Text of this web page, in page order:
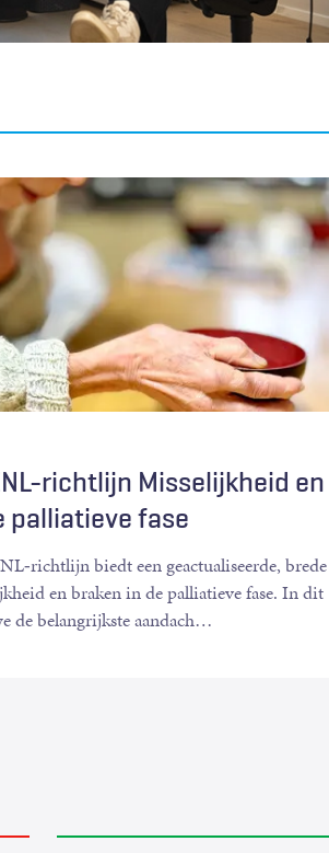
richtlijn Misselijkheid en
palliatieve fase
biedt een geactualiseerde, brede
en braken in de palliatieve fase. In dit
de belangrijkste aandach…